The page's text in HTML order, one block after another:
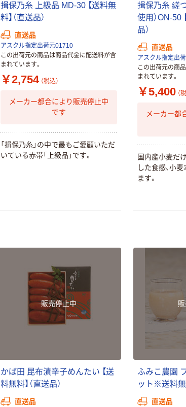
揖保乃糸 上級品 M D-30 【送料無
料】 （直送品）
直送品
アスクル指定出荷元01710
この出荷元の商品は商品代金に配送料が含
まれています。
￥2,754 （税込）
メーカー都合により販売停止中
です
「 揖保乃糸」 の中で最もご愛顧いただ
いている赤帯「 上級品 」 です。
揖保乃糸 縒
使用 ）ON-50
品）
直送品
アスクル指定出
この出荷元の商
まれています。
￥5,400 （
メーカー都
国内産小麦だけ
した食感、小麦
ます。
販売停止中
かば田 昆布漬辛子めんたい 【送
料無料】 （直送品）
直送品
ふみこ 農 園
ッ ト ※送料無
直送品
本気プライス
大塚製薬工場
経口補水液 オー
エスワン（OS-1）
￥159~ （税込）
本気プライス
アスクル はたら
く ふせん 付箋
￥377~
本気プライス
キングジム テ
ラ TEPRA
プ 白ラベル
12mm幅 （黒文
字）
￥914~ （税込
富士フイルム チ
ェキ専用フィ
WW2
￥1,580~